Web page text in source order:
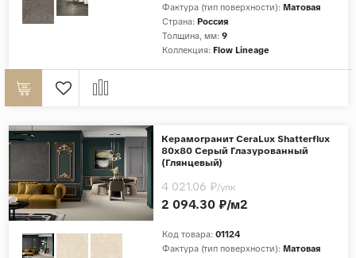
Фактура (тип поверхности): Матовая
Страна: Россия
Толщина, мм: 9
Коллекция: Flow Lineage
Керамогранит CeraLux Shatterflux
80x80 Серый Глазурованный
(Глянцевый)
Код товара: 01124
Фактура (тип поверхности): Матовая
2 094.30 ₽/м2
4 021.06 ₽/упк